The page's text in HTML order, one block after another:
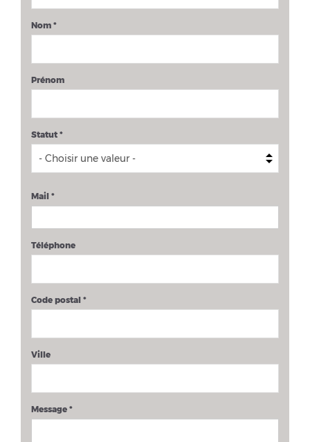
Nom *
Prénom
Statut *
Mail *
Téléphone
Code postal *
Ville
Message *